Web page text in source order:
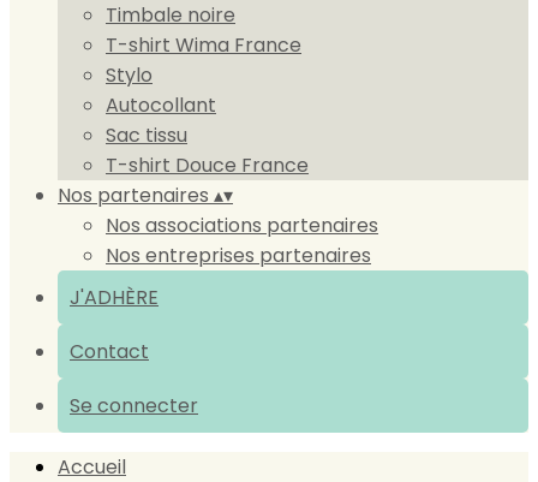
Timbale noire
T-shirt Wima France
Stylo
Autocollant
Sac tissu
T-shirt Douce France
Nos partenaires ▴▾
Nos associations partenaires
Nos entreprises partenaires
J'ADHÈRE
Contact
Se connecter
Accueil